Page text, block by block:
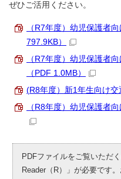
ぜひご活用ください。
（R7年度）幼児保護者
797.9KB）
（R7年度）幼児保護者
（PDF 1.0MB）
(R8年度）新1年生向け交
（R8年度）幼児保護者
PDFファイルをご覧いただ
Reader（R）」が必要です